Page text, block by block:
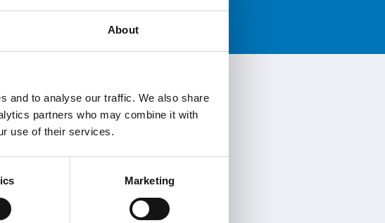
About
and to analyse our traffic. We also share
partners who may combine it with
use of their services.
Marketing
adviesgesprek